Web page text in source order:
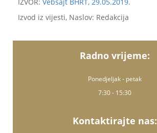
Izvod iz vijesti, Naslov: Redakcija
Radno vrijeme:
Ponedjeljak - petak
7:30 - 15:30
Kontaktirajte nas: